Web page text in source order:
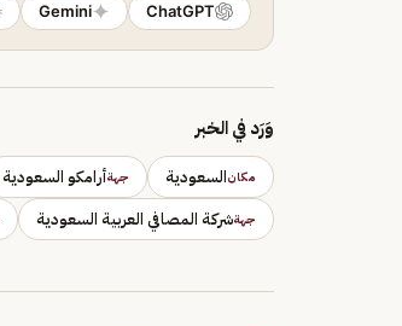
ChatGPT
Gemini
وَرَد في الخبر
مكانالسعودية جهةأرامكو السعودية
جهةشركة المصافي العربية السعودية